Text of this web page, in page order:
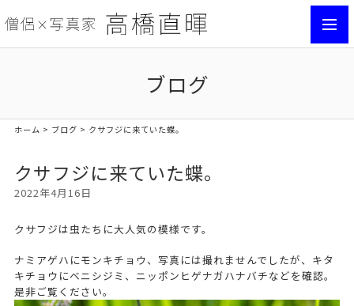
ブログ
ホーム > ブログ > クサフジに来ていた蝶。
クサフジに来ていた蝶。
2022年4月16日
クサフジは虫たちに大人気の模様です。
ナミアゲハにモンキチョウ、写真には撮れませんでしたが、キタ
キチョウにベニシジミ、ニッポンヒゲナガハナバチなどを確認。
是非ご覧ください。